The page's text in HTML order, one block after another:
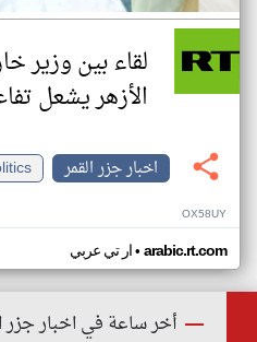
لقاء بين وزير
الأزهر يشعل
اخبار جزر القمر
OX58UY
ار تي عربي• arabic.rt.com
أخر ساعة في اخبار جزر